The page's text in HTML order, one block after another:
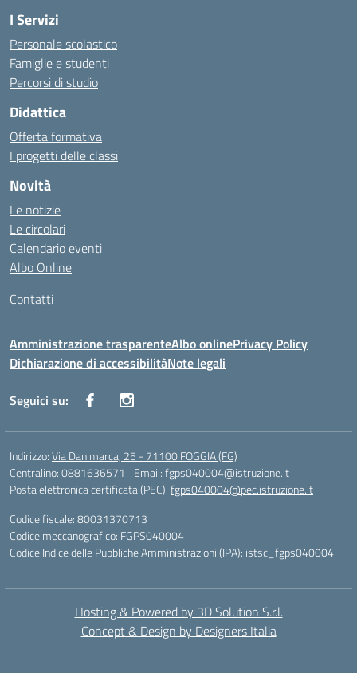
I Servizi
Personale scolastico
Famiglie e studenti
Percorsi di studio
Didattica
Offerta formativa
I progetti delle classi
Novità
Le notizie
Le circolari
Calendario eventi
Albo Online
Contatti
Amministrazione trasparenteAlbo onlinePrivacy Policy
Dichiarazione di accessibilitàNote legali
Seguici su:
Indirizzo:Via Danimarca, 25 - 71100 FOGGIA (FG)
Centralino:0881636571 Email:fgps040004@istruzione.it
Posta elettronica certificata (PEC):fgps040004@pec.istruzione.it
Codice fiscale: 80031370713
Codice meccanografico: FGPS040004
Codice Indice delle Pubbliche Amministrazioni (IPA): istsc_fgps040004
Hosting & Powered by 3D Solution S.r.l.
Concept & Design by Designers Italia